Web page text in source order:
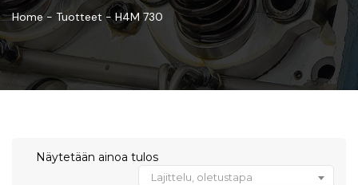
Home- Tuotteet -H4M 730
Näytetään ainoa tulos
Lajittelu, oletustapa